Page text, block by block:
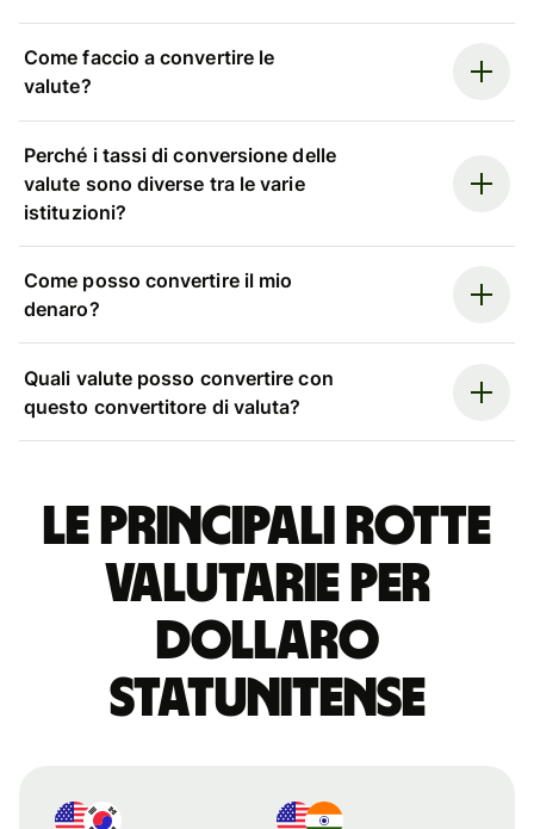
Come faccio a convertire le
valute?
Perché i tassi di conversione delle
valute sono diverse tra le varie
istituzioni?
Come posso convertire il mio
denaro?
Quali valute posso convertire con
questo convertitore di valuta?
Le principali rotte
valutarie per
dollaro
statunitense